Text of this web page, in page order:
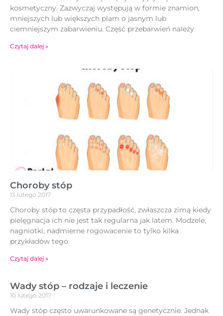
kosmetyczny. Zazwyczaj występują w formie znamion,
mniejszych lub większych plam o jasnym lub
ciemniejszym zabarwieniu. Część przebarwień należy
Czytaj dalej »
Choroby stóp
13 lutego 2017
Choroby stóp to częsta przypadłość, zwłaszcza zimą kiedy
pielęgnacja ich nie jest tak regularna jak latem. Modzele,
nagniotki, nadmierne rogowacenie to tylko kilka
przykładów tego
Czytaj dalej »
Wady stóp – rodzaje i leczenie
10 lutego 2017
Wady stóp często uwarunkowane są genetycznie. Jednak